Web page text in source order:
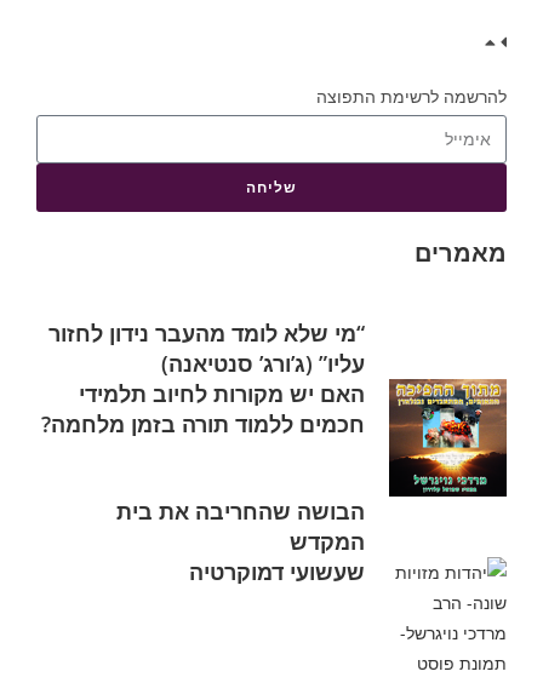
להרשמה לרשימת התפוצה
שליחה
מאמרים
“מי שלא לומד מהעבר נידון לחזור
עליו” (ג’ורג’ סנטיאנה)
האם יש מקורות לחיוב תלמידי
חכמים ללמוד תורה בזמן מלחמה?
הבושה שהחריבה את בית
המקדש
שעשועי דמוקרטיה